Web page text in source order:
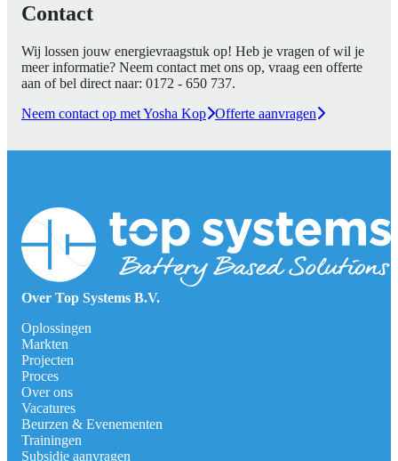
Contact
Wij lossen jouw energievraagstuk op! Heb je vragen of wil je
meer informatie? Neem contact met ons op, vraag een offerte
aan of bel direct naar: 0172 - 650 737.
Neem contact op met Yosha Kop Offerte aanvragen
Over Top Systems B.V.
Oplossingen
Markten
Projecten
Proces
Over ons
Vacatures
Beurzen & Evenementen
Trainingen
Subsidie aanvragen